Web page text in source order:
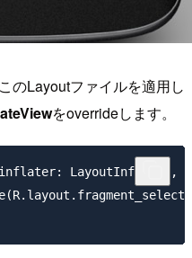
のLayoutファイルを適用し
をoverrideします。
LayoutInflater,